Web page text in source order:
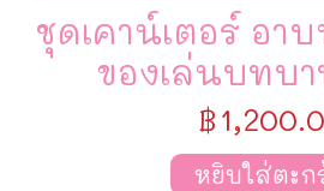
ชุดเคาน์เตอร์ อา
ของเล่นบทบ
฿
หยิบใส่ตะก